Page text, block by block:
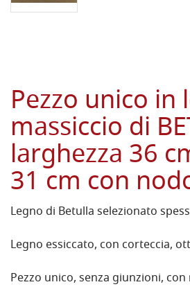
Pezzo unico in
massiccio di
larghezza 36
31 cm con
Legno di Betulla selezionato
Legno essiccato, con corteccia,
Pezzo unico, senza giunzioni, con